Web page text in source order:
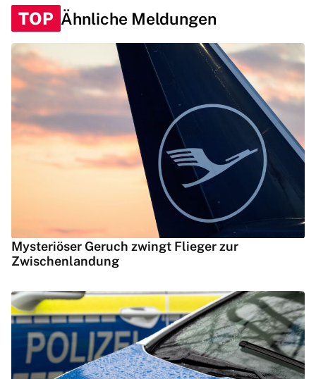
TOP Ähnliche Meldungen
Mysteriöser Geruch zwingt Flieger zur
Zwischenlandung